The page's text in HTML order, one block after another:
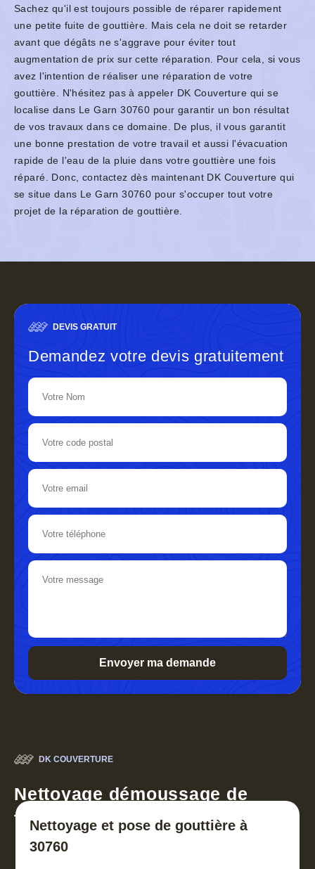
Sachez qu'il est toujours possible de réparer rapidement
une petite fuite de gouttière. Mais cela ne doit se retarder
avant que dégâts ne s'aggrave pour éviter tout
augmentation de prix sur cette réparation. Pour cela, si vous
avez l'intention de réaliser une réparation de votre
gouttière. N'hésitez pas à appeler DK Couverture qui se
localise dans Le Garn 30760 pour garantir un bon résultat
de vos travaux dans ce domaine. De plus, il vous garantit
une bonne prestation de votre travail et aussi l'évacuation
rapide de l'eau de la pluie dans votre gouttière une fois
réparé. Donc, contactez dès maintenant DK Couverture qui
se situe dans Le Garn 30760 pour s'occuper tout votre
projet de la réparation de gouttière.
DEVIS GRATUIT
Demandez votre devis gratuitement
DK COUVERTURE
Nettoyage démoussage de
toiture 30
Nettoyage et pose de gouttière à
30760